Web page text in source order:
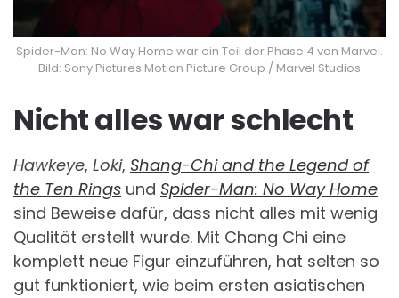
Spider-Man: No Way Home war ein Teil der Phase 4 von Marvel.
Bild: Sony Pictures Motion Picture Group / Marvel Studios
Nicht alles war schlecht
Hawkeye, Loki, Shang-Chi and the Legend of
the Ten Rings und Spider-Man: No Way Home
sind Beweise dafür, dass nicht alles mit wenig
Qualität erstellt wurde. Mit Chang Chi eine
komplett neue Figur einzuführen, hat selten so
gut funktioniert, wie beim ersten asiatischen